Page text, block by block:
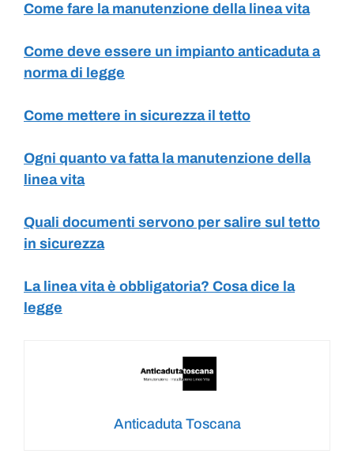
Come fare la manutenzione della linea vita
Come deve essere un impianto anticaduta a
norma di legge
Come mettere in sicurezza il tetto
Ogni quanto va fatta la manutenzione della
linea vita
Quali documenti servono per salire sul tetto
in sicurezza
La linea vita è obbligatoria? Cosa dice la
legge
Anticaduta Toscana